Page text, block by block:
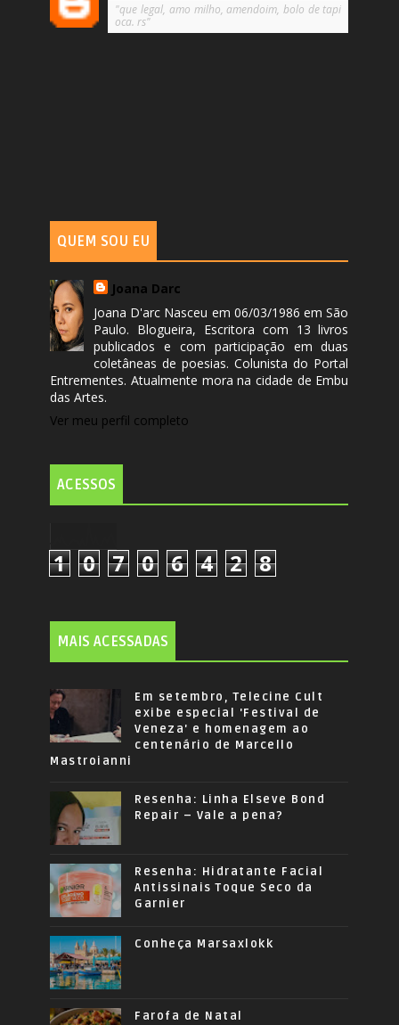
"que legal, amo milho, amendoim, bolo de tapi
oca. rs"
QUEM SOU EU
Joana Darc
Joana D'arc Nasceu em 06/03/1986 em São
Paulo. Blogueira, Escritora com 13 livros
publicados e com participação em duas
coletâneas de poesias. Colunista do Portal
Entrementes. Atualmente mora na cidade de Embu
das Artes.
Ver meu perfil completo
ACESSOS
1 0 7 0 6 4 2 8
MAIS ACESSADAS
Em setembro, Telecine Cult
exibe especial 'Festival de
Veneza' e homenagem ao
centenário de Marcello
Mastroianni
Resenha: Linha Elseve Bond
Repair – Vale a pena?
Resenha: Hidratante Facial
Antissinais Toque Seco da
Garnier
Conheça Marsaxlokk
Farofa de Natal